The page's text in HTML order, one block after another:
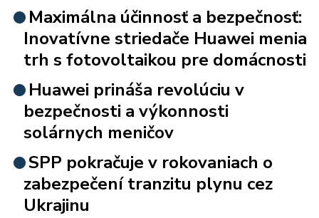
Maximálna účinnosť a bezpečnosť:
Inovatívne striedače Huawei menia
trh s fotovoltaikou pre domácnosti
Huawei prináša revolúciu v
bezpečnosti a výkonnosti
solárnych meničov
SPP pokračuje v rokovaniach o
zabezpečení tranzitu plynu cez
Ukrajinu